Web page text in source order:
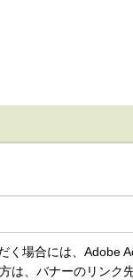
く場合には、Adobe
は、バナーのリンク